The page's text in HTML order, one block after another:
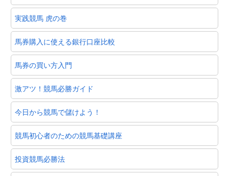
実践競馬 虎の巻
馬券購入に使える銀行口座比較
馬券の買い方入門
激アツ！競馬必勝ガイド
今日から競馬で儲けよう！
競馬初心者のための競馬基礎講座
投資競馬必勝法